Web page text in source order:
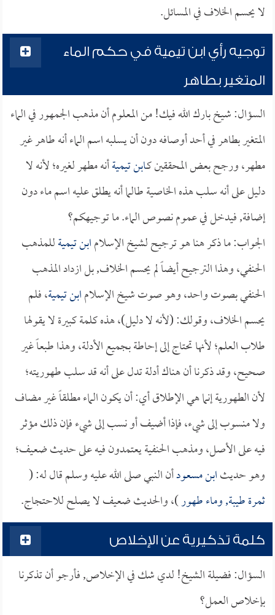
لا يحسم الخلاف في المسائل.
توجيه رأي ابن تيمية في حكم الماء
المتغير بطاهر
السؤال: شيخ بارك الله فيك! من المعلوم أن مذهب الجمهور في الماء
المتغير بطاهر في أحد أوصافه دون أن يسلبه اسم الماء أنه طاهر غير
مطهر، ورجح بعض المحققين كـابن تيميةأنه مطهر لغيره؛ لأنه لا
دليل على أنه سلب هذه الخاصية طالما أنه يطلق عليه اسم ماء دون
إضافة, فيدخل في عموم نصوص الماء. ما توجيهكم؟
الجواب: ما ذكر هنا هو ترجيح لشيخ الإسلامابن تيميةللمذهب
الحنفي، وهذا الترجيح أيضاً لم يحسم الخلاف, بل ازداد المذهب
الحنفي بصوت واحد، وهو صوت شيخ الإسلامابن تيمية، فلم
يحسم الخلاف، وقولك: (لأنه لا دليل)، هذه كلمة كبيرة لا يقولها
طلاب العلم؛ لأنها تحتاج إلى إحاطة بجميع الأدلة، وهذا طبعاً غير
صحيح، وقد ذكرنا أن هناك أدلة تدل على أنه قد سلب طهوريته؛
لأن الطهورية إنما هي الإطلاق أي: أن يكون الماء مطلقاً غير مضاف
ولا منسوب إلى شيء، فإذا أضيف أو نسب إلى شيء فإن ذلك مؤثر
فيه على الأصل، ومذهب الحنفية يعتمدون فيه على حديث ضعيف؛
وهو حديثابن مسعودأن النبي صلى الله عليه وسلم قال له: (
ثمرة طيبة, وماء طهور)، والحديث ضعيف لا يصلح للاحتجاج.
كلمة تذكيرية عن الإخلاص
السؤال: فضيلة الشيخ! لدي شك في الإخلاص, فأرجو أن تذكرنا
بإخلاص العمل؟